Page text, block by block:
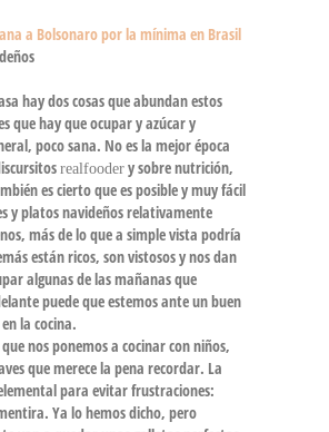
a Bolsonaro por la mínima en Brasil
hay dos cosas que abundan estos
que hay que ocupar y azúcar y
poco sana. No es la mejor época
realfooder y sobre nutrición,
es cierto que es posible y muy fácil
y platos navideños relativamente
más de lo que a simple vista podría
están ricos, son vistosos y nos dan
algunas de las mañanas que
puede que estemos ante un buen
la cocina.
nos ponemos a cocinar con niños,
que merece la pena recordar. La
para evitar frustraciones:
Ya lo hemos dicho, pero